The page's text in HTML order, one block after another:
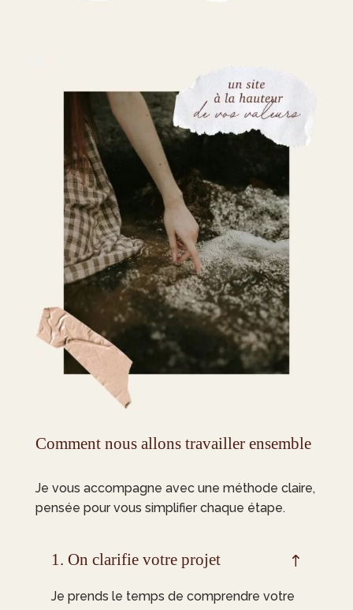
Comment nous allons travailler ensemble
Je vous accompagne avec une méthode claire,
pensée pour vous simplifier chaque étape.
1. On clarifie votre projet
Je prends le temps de comprendre votre